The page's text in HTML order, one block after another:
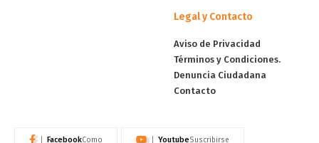
Legal y Contacto
Aviso de Privacidad
Términos y Condiciones.
Denuncia Ciudadana
Contacto
FacebookComo YoutubeSuscribirse